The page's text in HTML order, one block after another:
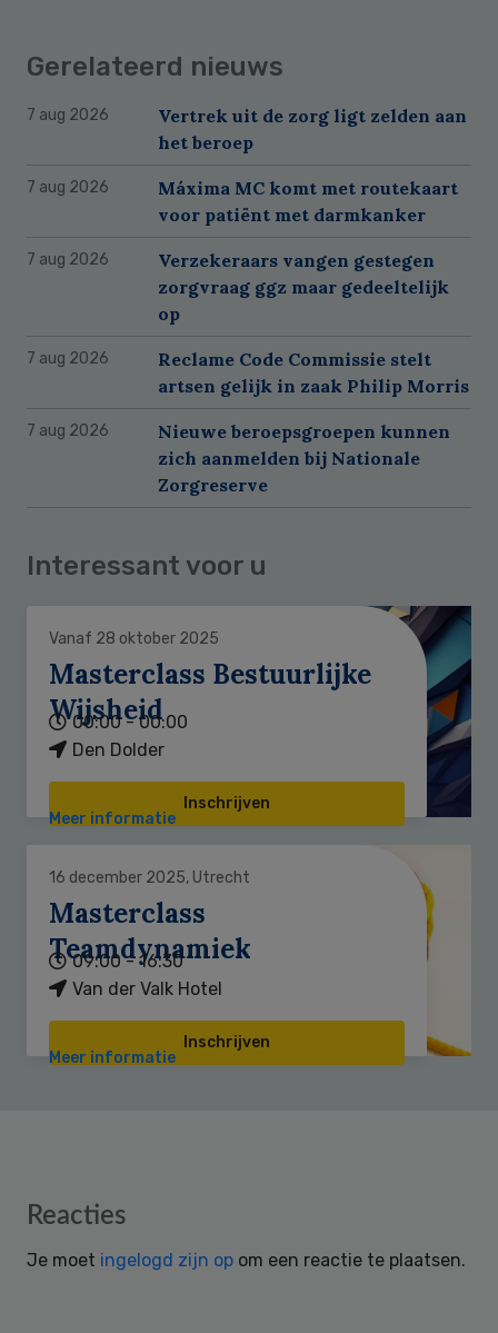
Gerelateerd nieuws
7 aug 2026
Vertrek uit de zorg ligt zelden aan
het beroep
7 aug 2026
Máxima MC komt met routekaart
voor patiënt met darmkanker
7 aug 2026
Verzekeraars vangen gestegen
zorgvraag ggz maar gedeeltelijk
op
7 aug 2026
Reclame Code Commissie stelt
artsen gelijk in zaak Philip Morris
7 aug 2026
Nieuwe beroepsgroepen kunnen
zich aanmelden bij Nationale
Zorgreserve
Interessant voor u
Vanaf 28 oktober 2025
Masterclass Bestuurlijke
Wijsheid
00:00 - 00:00
Den Dolder
Inschrijven
Meer informatie
16 december 2025, Utrecht
Masterclass
Teamdynamiek
09:00 - 16:30
Van der Valk Hotel
Inschrijven
Meer informatie
Reader
Reacties
Je moet ingelogd zijn op om een reactie te plaatsen.